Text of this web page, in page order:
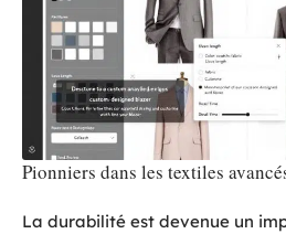
Pionniers dans les textiles
La durabilité est devenue un